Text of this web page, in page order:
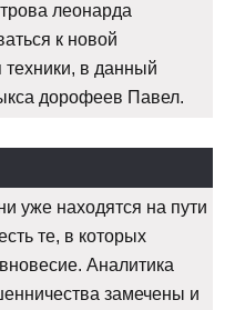
леонарда
к новой
техники, в данный
дорофеев Павел.
уже находятся на пути
те, в которых
Аналитика
замечены и